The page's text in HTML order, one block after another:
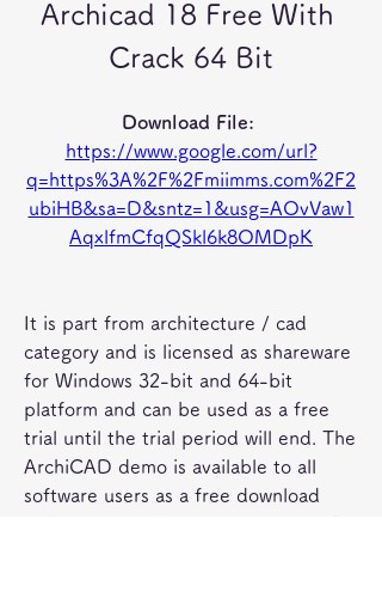
Archicad 18 Free With
Crack 64 Bit
https://www.google.com/url?
q=https%3A%2F%2Fmiimms.com%2F2
ubiHB&sa=D&sntz=1&usg=AOvVaw1
AqxlfmCfqQSkl6k8OMDpK
It is part from architecture / cad
category and is licensed as shareware
for Windows 32-bit and 64-bit
platform and can be used as a free
trial until the trial period will end. The
ArchiCAD demo is available to all
software users as a free download